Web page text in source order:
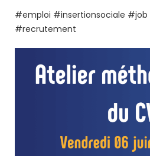
#emploi #insertionsociale #job
#recrutement